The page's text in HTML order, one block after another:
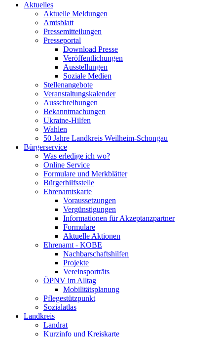
Aktuelles
Aktuelle Meldungen
Amtsblatt
Pressemitteilungen
Presseportal
Download Presse
Veröffentlichungen
Ausstellungen
Soziale Medien
Stellenangebote
Veranstaltungskalender
Ausschreibungen
Bekanntmachungen
Ukraine-Hilfen
Wahlen
50 Jahre Landkreis Weilheim-Schongau
Bürgerservice
Was erledige ich wo?
Online Service
Formulare und Merkblätter
Bürgerhilfsstelle
Ehrenamtskarte
Voraussetzungen
Vergünstigungen
Informationen für Akzeptanzpartner
Formulare
Aktuelle Aktionen
Ehrenamt - KOBE
Nachbarschaftshilfen
Projekte
Vereinsporträts
ÖPNV im Alltag
Mobilitätsplanung
Pflegestützpunkt
Sozialatlas
Landkreis
Landrat
Kurzinfo und Kreiskarte